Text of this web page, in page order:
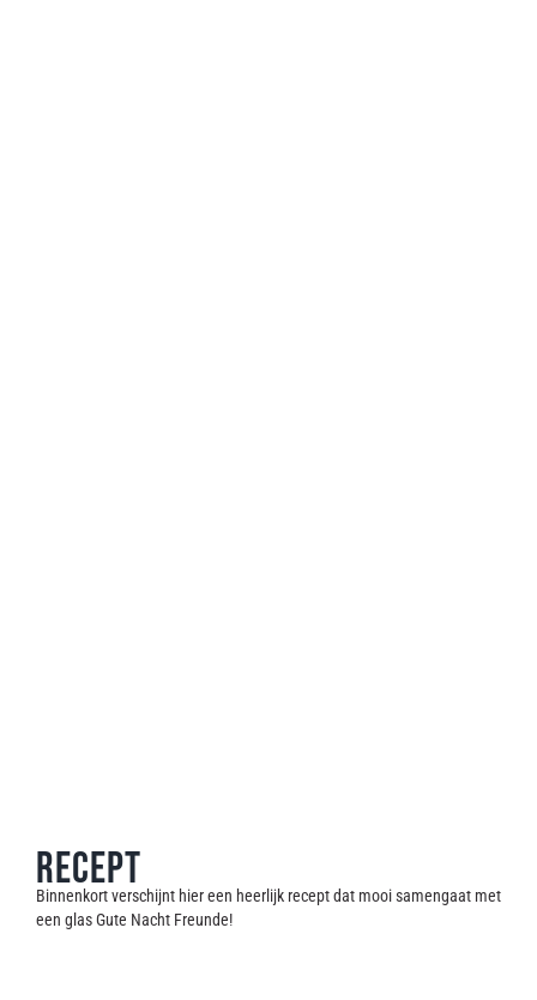
RECEPT
Binnenkort verschijnt hier een heerlijk recept dat mooi samengaat met
een glas Gute Nacht Freunde!